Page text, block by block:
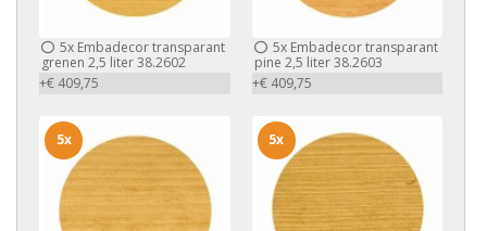
5x Embadecor transparant
grenen 2,5 liter 38.2602
+€ 409,75
5xEmbadecor transparant
pine 2,5 liter 38.2603
+€ 409,75
5x 5x